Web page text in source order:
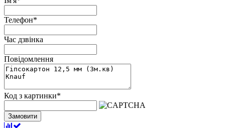
Телефон*
Час дзвінка
Повідомлення
Код з картинки*
Замовити